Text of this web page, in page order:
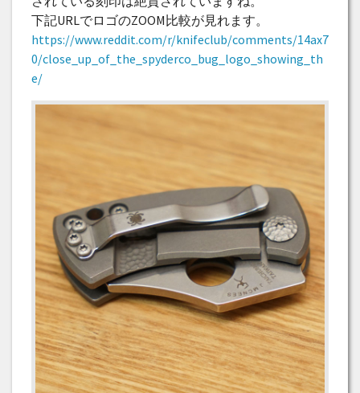
下記URLでロゴのZOOM比較が見れます。
https://www.reddit.com/r/knifeclub/comments/14ax7
0/close_up_of_the_spyderco_bug_logo_showing_th
e/